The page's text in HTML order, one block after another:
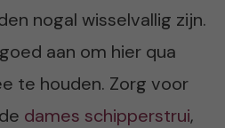
nogal wisselvallig zijn.
aan om hier qua
te houden. Zorg voor
dames schipperstrui,